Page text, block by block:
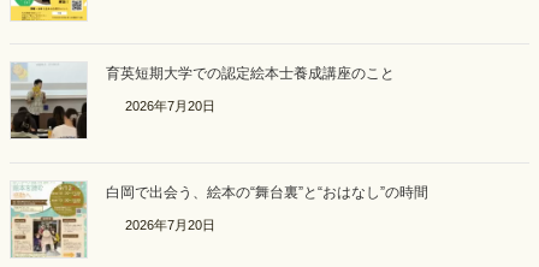
育英短期大学での認定絵本士養成講座のこと
2026年7月20日
白岡で出会う、絵本の“舞台裏”と“おはなし”の時間
2026年7月20日